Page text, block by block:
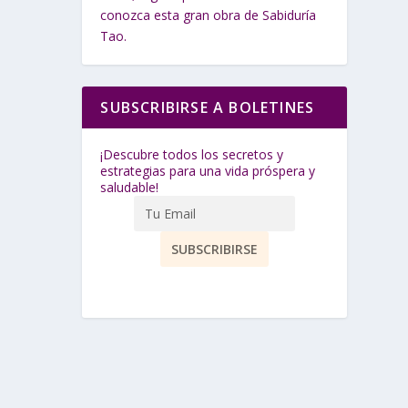
conozca esta gran obra de Sabiduría
Tao.
SUBSCRIBIRSE A BOLETINES
¡Descubre todos los secretos y
estrategias para una vida próspera y
saludable!